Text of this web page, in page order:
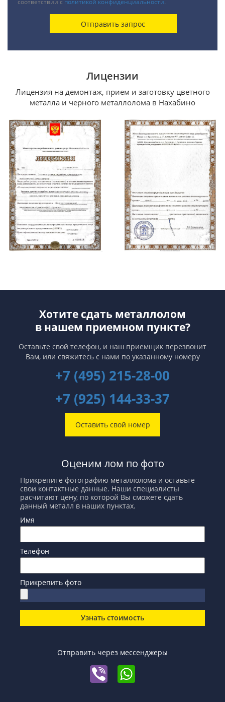
Лицензии
Лицензия на демонтаж, прием и заготовку цветного
металла и черного металлолома в Нахабино
Хотите сдать металлолом
в нашем приемном пункте?
Оставьте свой телефон, и наш приемщик перезвонит
Вам, или свяжитесь с нами по указанному номеру
+7 (495) 215-28-00
+7 (925) 144-33-37
Оставить свой номер
Оценим лом по фото
Прикрепите фотографию металлолома и оставьте
свои контактные данные. Наши специалисты
расчитают цену, по которой Вы сможете сдать
данный металл в наших пунктах.
Имя
Телефон
Прикрепить фото
Узнать стоимость
Отправить через мессенджеры